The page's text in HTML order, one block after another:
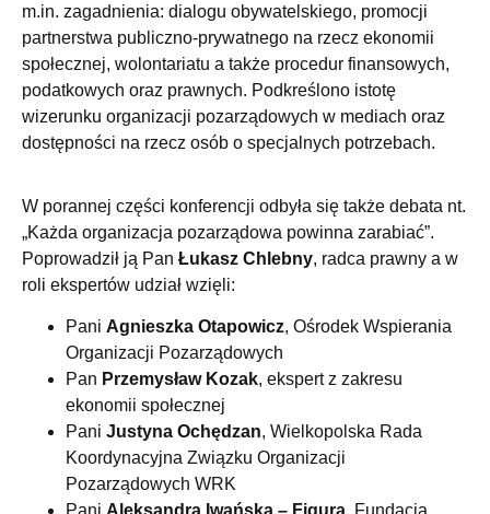
m.in. zagadnienia: dialogu obywatelskiego, promocji
partnerstwa publiczno-prywatnego na rzecz ekonomii
społecznej, wolontariatu a także procedur finansowych,
podatkowych oraz prawnych. Podkreślono istotę
wizerunku organizacji pozarządowych w mediach oraz
dostępności na rzecz osób o specjalnych potrzebach.
W porannej części konferencji odbyła się także debata nt.
„Każda organizacja pozarządowa powinna zarabiać”.
Poprowadził ją Pan Łukasz Chlebny, radca prawny a w
roli ekspertów udział wzięli:
Pani Agnieszka Otapowicz, Ośrodek Wspierania
Organizacji Pozarządowych
Pan Przemysław Kozak, ekspert z zakresu
ekonomii społecznej
Pani Justyna Ochędzan, Wielkopolska Rada
Koordynacyjna Związku Organizacji
Pozarządowych WRK